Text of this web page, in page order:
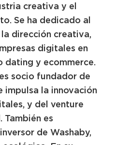
creativa y el
Se ha dedicado al
dirección creativa,
digitales en
dating y ecommerce.
socio fundador de
impulsa la innovación
y del venture
También es
de Washaby,